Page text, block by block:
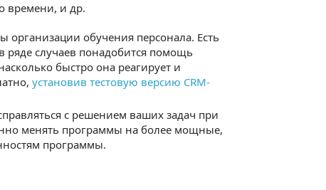
времени, и др.
организации обучения персонала. Есть
ряде случаев понадобится помощь
быстро она реагирует и
установив тестовую версию CRM-
с решением ваших задач при
менять программы на более мощные,
программы.